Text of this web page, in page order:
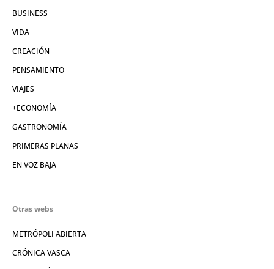
BUSINESS
VIDA
CREACIÓN
PENSAMIENTO
VIAJES
+ECONOMÍA
GASTRONOMÍA
PRIMERAS PLANAS
EN VOZ BAJA
Otras webs
METRÓPOLI ABIERTA
CRÓNICA VASCA